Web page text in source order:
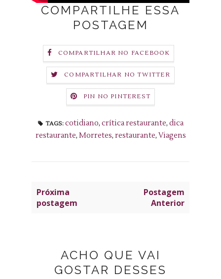
COMPARTILHE ESSA
POSTAGEM
COMPARTILHAR NO FACEBOOK
COMPARTILHAR NO TWITTER
PIN NO PINTEREST
TAGS: cotidiano, crítica restaurante, dica
restaurante, Morretes, restaurante, Viagens
Próxima
postagem
Postagem
Anterior
ACHO QUE VAI
GOSTAR DESSES